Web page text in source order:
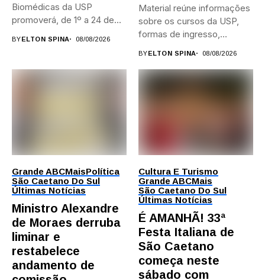
Biomédicas da USP
promoverá, de 1º a 24 de...
BYELTON SPINA 08/08/2026
Material reúne informações
sobre os cursos da USP,
formas de ingresso,
BYELTON SPINA 08/08/2026
Grande ABCMaisPolítica
São Caetano Do Sul
Últimas Notícias
Ministro Alexandre
de Moraes derruba
liminar e
restabelece
andamento de
Cultura E Turismo
Grande ABCMais
São Caetano Do Sul
Últimas Notícias
É AMANHÃ! 33ª
Festa Italiana de
São Caetano
começa neste
sábado com